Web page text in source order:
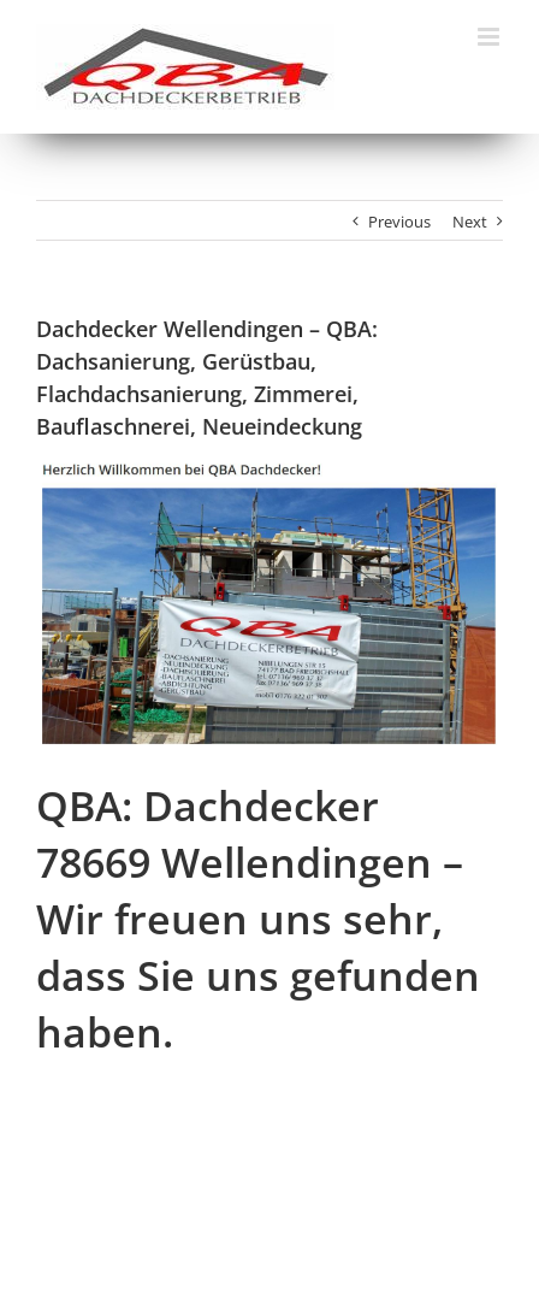
Previous Next
Dachdecker Wellendingen – QBA:
Dachsanierung, Gerüstbau,
Flachdachsanierung, Zimmerei,
Bauflaschnerei, Neueindeckung
QBA: Dachdecker
78669 Wellendingen –
Wir freuen uns sehr,
dass Sie uns gefunden
haben.